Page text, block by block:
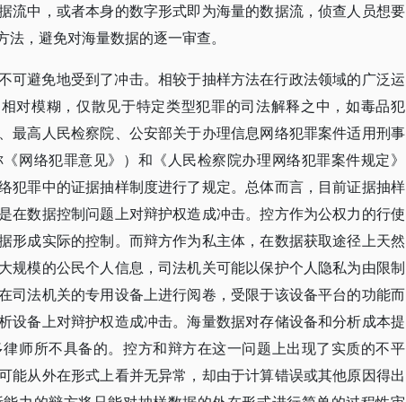
流中，或者本身的数字形式即为海量的数据流，侦查人员想要
，避免对海量数据的逐一审查。
可避免地受到了冲击。相较于抽样方法在行政法领域的广泛运
对模糊，仅散见于特定类型犯罪的司法解释之中，如毒品犯
最高人民检察院、公安部关于办理信息网络犯罪案件适用刑事
网络犯罪意见》）和《人民检察院办理网络犯罪案件规定》
犯罪中的证据抽样制度进行了规定。总体而言，目前证据抽样
在数据控制问题上对辩护权造成冲击。控方作为公权力的行使
形成实际的控制。而辩方作为私主体，在数据获取途径上天然
规模的公民个人信息，司法机关可能以保护个人隐私为由限制
司法机关的专用设备上进行阅卷，受限于该设备平台的功能而
设备上对辩护权造成冲击。海量数据对存储设备和分析成本提
师所不具备的。控方和辩方在这一问题上出现了实质的不平
能从外在形式上看并无异常，却由于计算错误或其他原因得出